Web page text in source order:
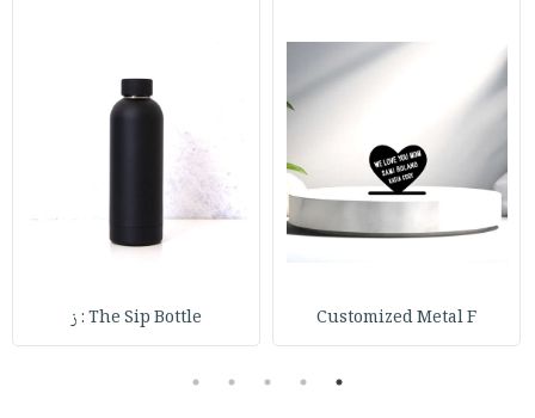
Customized Metal F The Sip Bottle : ز
1
2
3
4
5